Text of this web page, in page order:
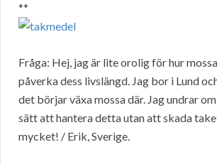
**
Fråga: Hej, jag är lite orolig för hur
påverka dess livslängd. Jag bor i Lund
det börjar växa mossa där. Jag undrar
sätt att hantera detta utan att skada
mycket! / Erik, Sverige.